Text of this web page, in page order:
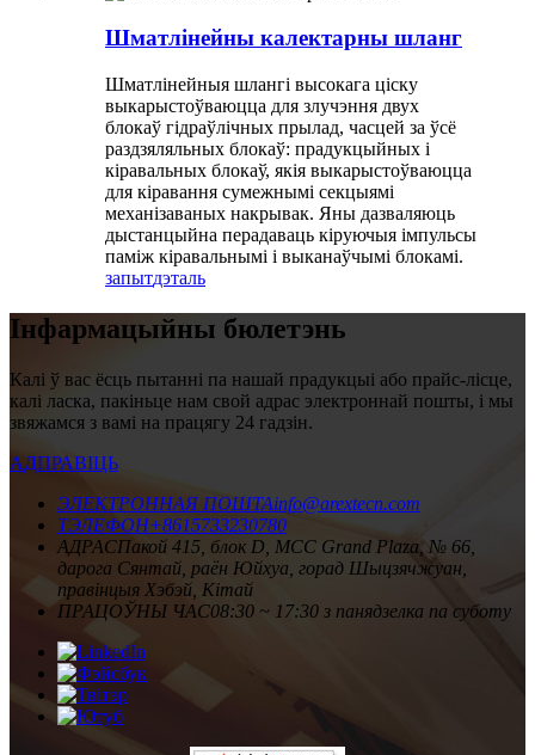
Шматлінейны калектарны шланг
Шматлінейныя шлангі высокага ціску
выкарыстоўваюцца для злучэння двух
блокаў гідраўлічных прылад, часцей за ўсё
раздзяляльных блокаў: прадукцыйных і
кіравальных блокаў, якія выкарыстоўваюцца
для кіравання сумежнымі секцыямі
механізаваных накрывак. Яны дазваляюць
дыстанцыйна перадаваць кіруючыя імпульсы
паміж кіравальнымі і выканаўчымі блокамі.
запытдэталь
Інфармацыйны бюлетэнь
Калі ў вас ёсць пытанні па нашай прадукцыі або прайс-лісце,
калі ласка, пакіньце нам свой адрас электроннай пошты, і мы
звяжамся з вамі на працягу 24 гадзін.
АДПРАВІЦЬ
ЭЛЕКТРОННАЯ ПОШТАinfo@arextecn.com
ТЭЛЕФОН+8615733230780
АДРАСПакой 415, блок D, MCC Grand Plaza, № 66,
дарога Сянтай, раён Юйхуа, горад Шыцзячжуан,
правінцыя Хэбэй, Кітай
ПРАЦОЎНЫ ЧАС08:30 ~ 17:30 з панядзелка па суботу